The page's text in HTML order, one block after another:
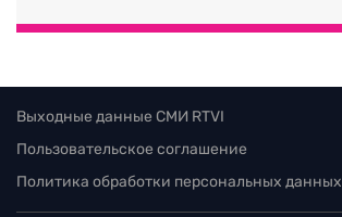
Выходные данные СМИ RTVI
Пользовательское соглашение
Политика обработки персональных данных